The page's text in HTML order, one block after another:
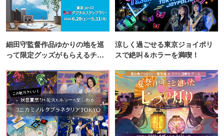
細田守監督作品ゆかりの地を巡
って限定グッズがもらえるチャ
涼しく過ごせる東京ジョイポリ
スで絶叫＆ホラーを満喫！